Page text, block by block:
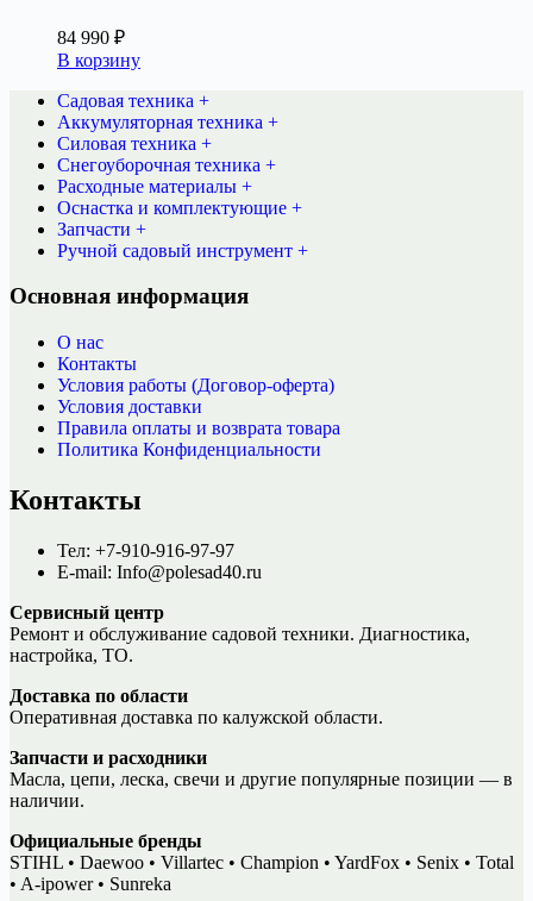
84 990 ₽
В корзину
Садовая техника +
Аккумуляторная техника +
Силовая техника +
Снегоуборочная техника +
Расходные материалы +
Оснастка и комплектующие +
Запчасти +
Ручной садовый инструмент +
Основная информация
О нас
Контакты
Условия работы (Договор-оферта)
Условия доставки
Правила оплаты и возврата товара
Политика Конфиденциальности
Контакты
Тел: +7-910-916-97-97
E-mail: Info@polesad40.ru
Сервисный центр
Ремонт и обслуживание садовой техники. Диагностика,
настройка, ТО.
Доставка по области
Оперативная доставка по калужской области.
Запчасти и расходники
Масла, цепи, леска, свечи и другие популярные позиции — в
наличии.
Официальные бренды
STIHL • Daewoo • Villartec • Champion • YardFox • Senix • Total
• A-ipower • Sunreka